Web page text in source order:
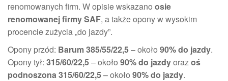
renomowanych firm. W opisie wskazano osie
renomowanej firmy SAF, a także opony w wysokim
procencie zużycia „do jazdy”.
Opony przód: Barum 385/55/22,5– około 90% do jazdy.
Opony tył: 315/60/22,5– około 90% do jazdyorazoś
podnoszona 315/60/22,5– około 90% do jazdy.